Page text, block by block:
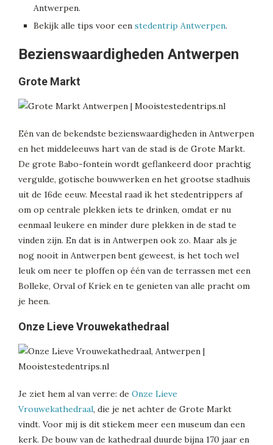
Antwerpen.
Bekijk alle tips voor een stedentrip Antwerpen.
Bezienswaardigheden Antwerpen
Grote Markt
Eén van de bekendste bezienswaardigheden in Antwerpen
en het middeleeuws hart van de stad is de Grote Markt.
De grote Babo-fontein wordt geflankeerd door prachtig
vergulde, gotische bouwwerken en het grootse stadhuis
uit de 16de eeuw. Meestal raad ik het stedentrippers af
om op centrale plekken iets te drinken, omdat er nu
eenmaal leukere en minder dure plekken in de stad te
vinden zijn. En dat is in Antwerpen ook zo. Maar als je
nog nooit in Antwerpen bent geweest, is het toch wel
leuk om neer te ploffen op één van de terrassen met een
Bolleke, Orval of Kriek en te genieten van alle pracht om
je heen.
Onze Lieve Vrouwekathedraal
Je ziet hem al van verre: de Onze Lieve
Vrouwekathedraal, die je net achter de Grote Markt
vindt. Voor mij is dit stiekem meer een museum dan een
kerk. De bouw van de kathedraal duurde bijna 170 jaar en